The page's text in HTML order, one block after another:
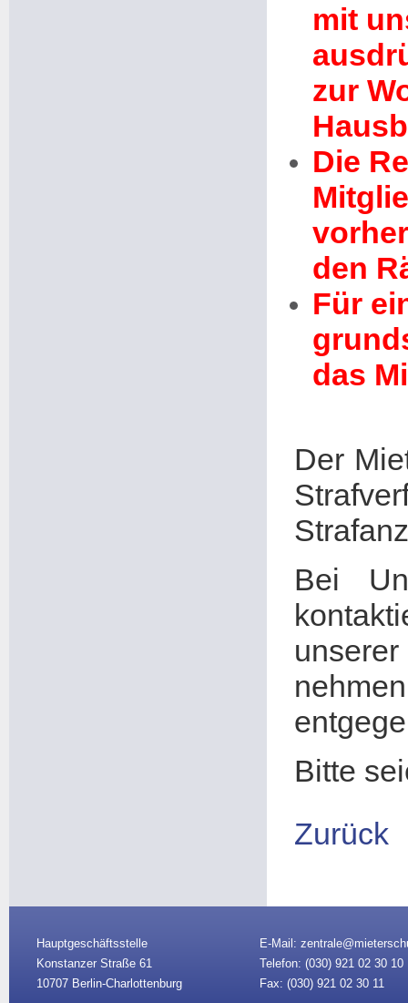
mit
zur
Die
den
Für
das
Der
Bei
Bitte
Zurück
Hauptgeschäftsstelle
Konstanzer Straße 61
10707 Berlin-Charlottenburg
E-Mail:
Telefon: (030) 921 02 30 10
Fax: (030) 921 02 30 11